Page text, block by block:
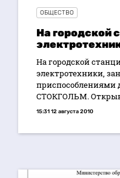
ОБЩЕСТВО
На городской
На городской
электротехники,
приспособлениями
СТОКГОЛЬМ.
15:31 12 августа 2010